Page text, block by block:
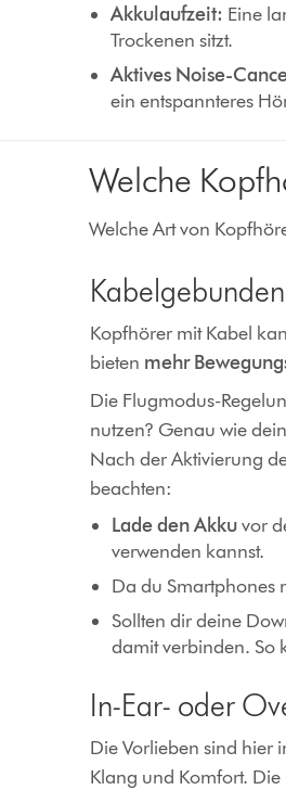
Akkulaufzeit: Eine
Trockenen sitzt.
Aktives Noise-
ein entspannteres
Welche
Welche Art von
Kopfhörer mit Kabel
bieten mehr
Die Flugmodus-
nutzen? Genau wie
Nach der Aktivierung
beachten:
Lade den Akkuvor
verwenden kannst.
Da du Smartphones
Sollten dir deine
damit verbinden. So
In-Ear- oder
Die Vorlieben sind hier
Klang und Komfort. Die